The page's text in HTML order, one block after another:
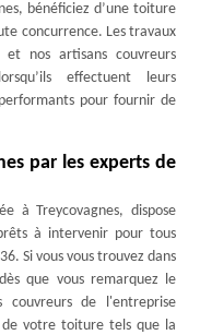
bénéficiez d’une toiture
concurrence. Les travaux
nos artisans couvreurs
effectuent leurs
pour fournir de
par les experts de
à Treycovagnes, dispose
à intervenir pour tous
Si vous vous trouvez dans
que vous remarquez le
de l'entreprise
de votre toiture tels que la